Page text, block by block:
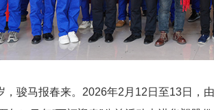
，骏马报春来。2026年2月12日至13日，